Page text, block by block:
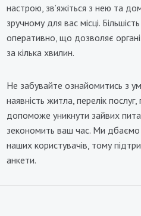
настрою, зв’яжіться з нею та
зручному для вас місці.
оперативно, що дозволяє
за кілька хвилин.
Не забувайте ознайомитись з
наявність житла, перелік
допоможе уникнути зайвих
зекономить ваш час. Ми
наших користувачів, тому
анкети.